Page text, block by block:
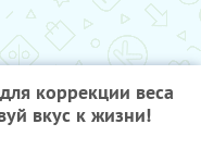
коррекции веса
вкус к жизни!